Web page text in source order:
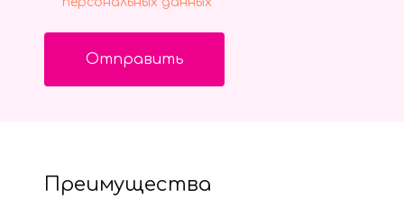
Отправить
Преимущества